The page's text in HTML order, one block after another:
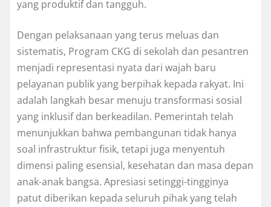
yang produktif dan tangguh.
Dengan pelaksanaan yang terus meluas dan
sistematis, Program CKG di sekolah dan pesantren
menjadi representasi nyata dari wajah baru
pelayanan publik yang berpihak kepada rakyat. Ini
adalah langkah besar menuju transformasi sosial
yang inklusif dan berkeadilan. Pemerintah telah
menunjukkan bahwa pembangunan tidak hanya
soal infrastruktur fisik, tetapi juga menyentuh
dimensi paling esensial, kesehatan dan masa depan
anak-anak bangsa. Apresiasi setinggi-tingginya
patut diberikan kepada seluruh pihak yang telah